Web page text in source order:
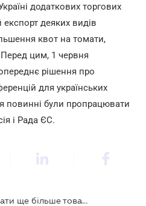
додаткових торгових
деяких видів
квот на томати,
цим, 1 червня
рішення про
для українських
повинні були пропрацювати
і Рада ЄС.
У Європу можна експортувати ще більше товарів